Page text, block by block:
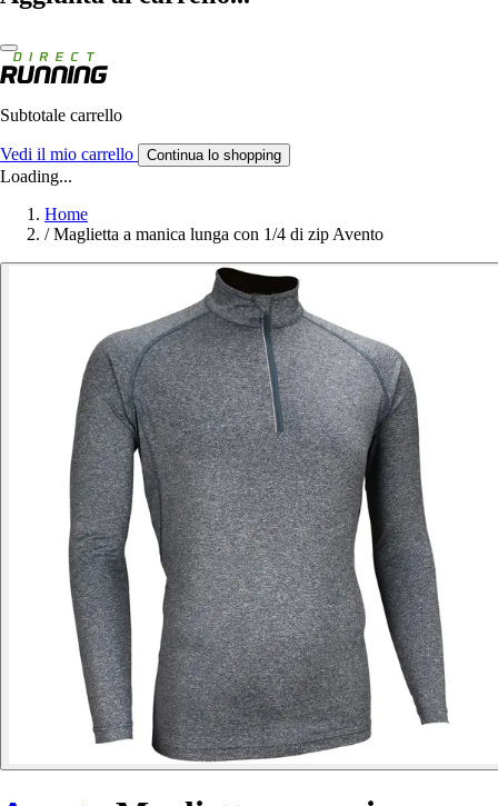
Subtotale carrello
Vedi il mio carrello Continua lo shopping
Loading...
Home
/ Maglietta a manica lunga con 1/4 di zip Avento